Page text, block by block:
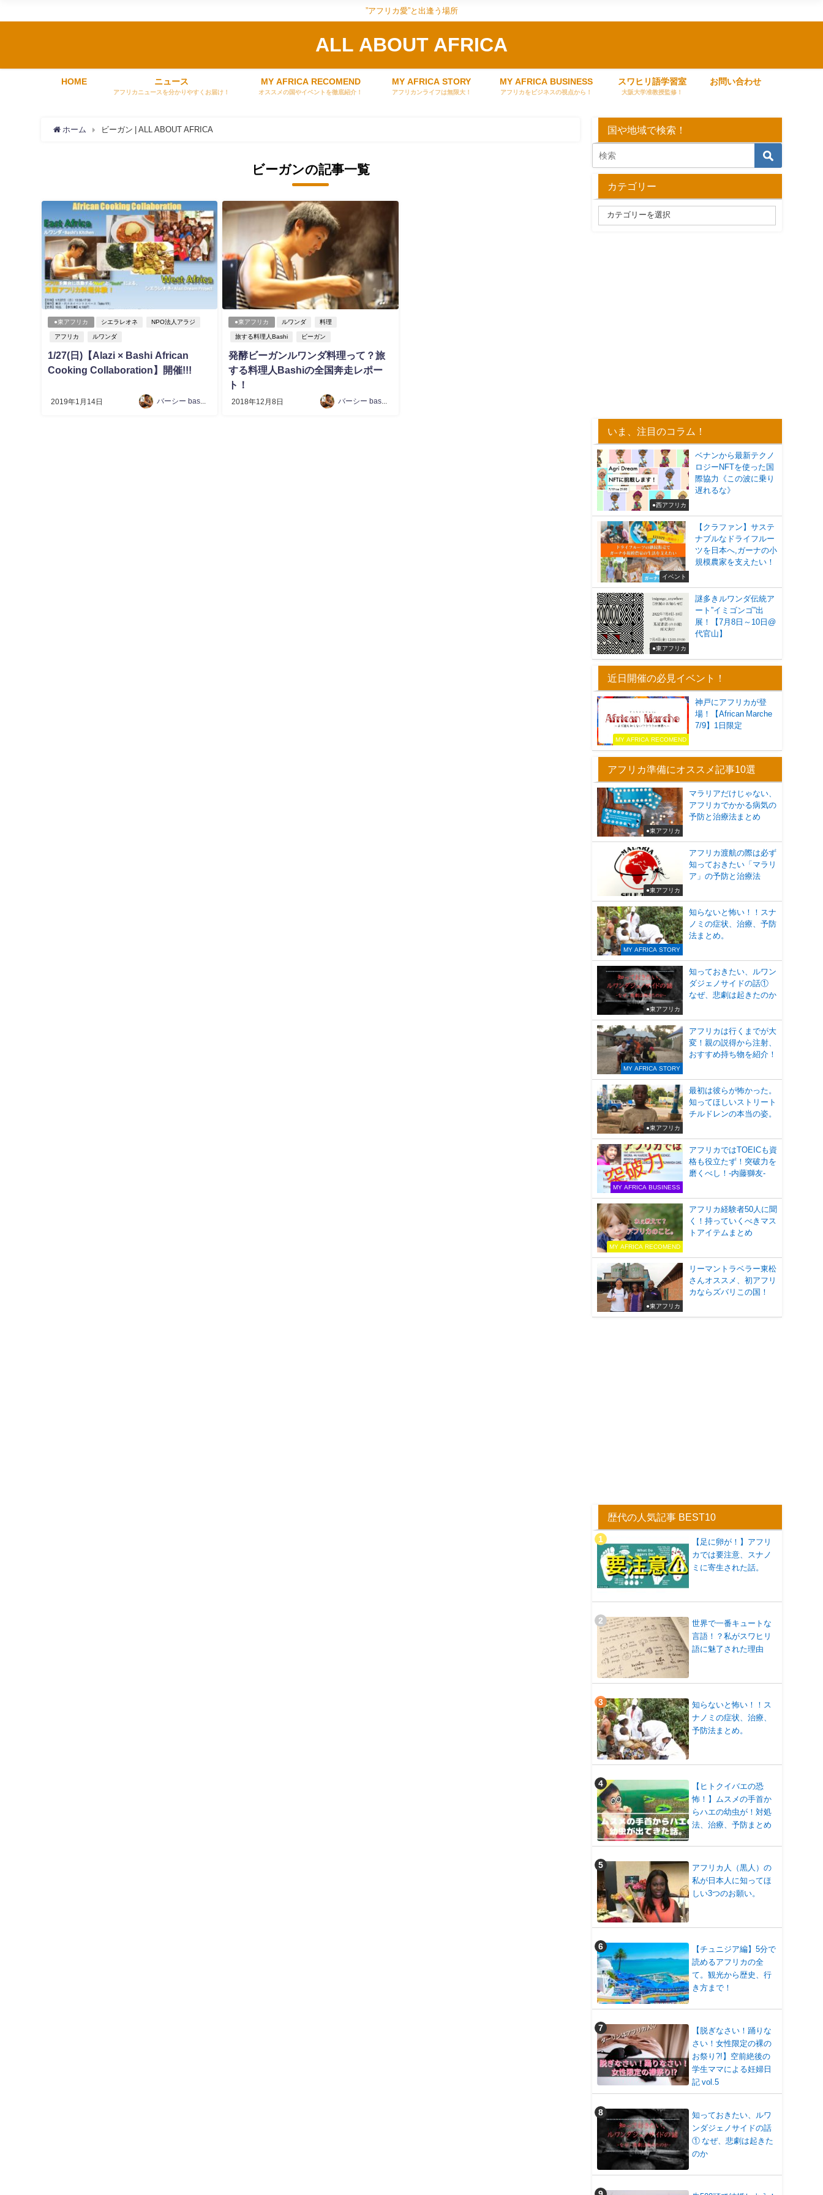
”アフリカ愛”と出逢う場所
ALL ABOUT AFRICA
HOME ニュース
アフリカニュースを分かりやすくお届け！
MY AFRICA RECOMEND
オススメの国やイベントを徹底紹介！
MY AFRICA STORY
アフリカンライフは無限大！
MY AFRICA BUSINESS
アフリカをビジネスの視点から！
スワヒリ語学習室
大阪大学准教授監修！
お問い合わせ
ホーム ビーガン | ALL ABOUT AFRICA
ビーガンの記事一覧
●東アフリカ シエラレオネ NPO法人アラジ
アフリカ ルワンダ
1/27(日)【Alazi × Bashi African
Cooking Collaboration】開催!!!
2019年1月14日
●東アフリカ ルワンダ 料理
旅する料理人Bashi ビーガン
発酵ビーガンルワンダ料理って？旅
する料理人Bashiの全国奔走レポー
ト！
2018年12月8日 バーシー bashi 椎葉康祐
国や地域で検索！
カテゴリー
いま、注目のコラム！
●西アフリカ
ベナンから最新テクノ
ロジーNFTを使った国
際協力《この波に乗り
遅れるな》
イベント
【クラファン】サステ
ナブルなドライフルー
ツを日本へ,ガーナの小
規模農家を支えたい！
●東アフリカ
謎多きルワンダ伝統ア
ート”イミゴンゴ”出
展！【7月8日～10日@
代官山】
近日開催の必見イベント！
MY AFRICA RECOMEND
神戸にアフリカが登
場！【African Marche
7/9】1日限定
アフリカ準備にオススメ記事10選
●東アフリカ
マラリアだけじゃない、
アフリカでかかる病気の
予防と治療法まとめ
●東アフリカ
アフリカ渡航の際は必ず
知っておきたい「マラリ
ア」の予防と治療法
MY AFRICA STORY
知らないと怖い！！スナ
ノミの症状、治療、予防
法まとめ。
●東アフリカ
知っておきたい、ルワン
ダジェノサイドの話①
なぜ、悲劇は起きたのか
MY AFRICA STORY
アフリカは行くまでが大
変！親の説得から注射、
おすすめ持ち物を紹介！
●東アフリカ
最初は彼らが怖かった。
知ってほしいストリート
チルドレンの本当の姿。
MY AFRICA BUSINESS
アフリカではTOEICも資
格も役立たず！突破力を
磨くべし！-内藤獅友-
MY AFRICA RECOMEND
アフリカ経験者50人に聞
く！持っていくべきマス
トアイテムまとめ
●東アフリカ
リーマントラベラー東松
さんオススメ、初アフリ
カならズバリこの国！
歴代の人気記事 BEST10
【足に卵が！】アフリ
カでは要注意、スナノ
ミに寄生された話。
世界で一番キュートな
言語！？私がスワヒリ
語に魅了された理由
知らないと怖い！！ス
ナノミの症状、治療、
予防法まとめ。
【ヒトクイバエの恐
怖！】ムスメの手首か
らハエの幼虫が！対処
法、治療、予防まとめ
アフリカ人（黒人）の
私が日本人に知ってほ
しい3つのお願い。
【チュニジア編】5分で
読めるアフリカの全
て。観光から歴史、行
き方まで！
【脱ぎなさい！踊りな
さい！女性限定の裸の
お祭り?!】空前絶後の
学生ママによる妊婦日
記 vol.5
知っておきたい、ルワ
ンダジェノサイドの話
① なぜ、悲劇は起きた
のか